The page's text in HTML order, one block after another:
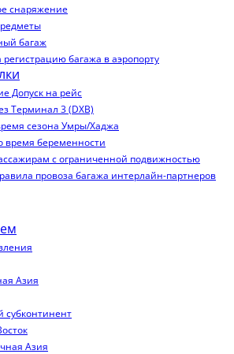
снаряжение
багаж
багажа в аэропорту
Допуск на рейс
Терминал 3 (DXB)
сезона Умры/Хаджа
время беременности
с ограниченной подвижностью
провоза багажа интерлайн-партнеров
Азия
субконтинент
Азия